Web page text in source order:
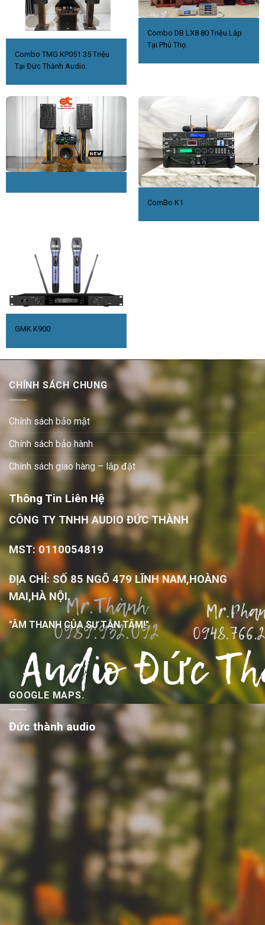
Combo TMG KP051 35 Triệu
Tại Đức Thành Audio.
Combo DB LX8 80 Triệu.Lắp
Tại Phú Thọ.
ComBo K1
GMK K900
CHÍNH SÁCH CHUNG
Chính sách bảo mật
Chính sách bảo hành
Chính sách giao hàng – lắp đặt
Thông Tin Liên Hệ
CÔNG TY TNHH AUDIO ĐỨC THÀNH
MST: 0110054819
ĐỊA CHỈ: SỐ 85 NGÕ 479 LĨNH NAM,HOÀNG
MAI,HÀ NỘI.
"ÂM THANH CỦA SỰ TẬN TÂM!"
GOOGLE MAPS.
Đức thành audio